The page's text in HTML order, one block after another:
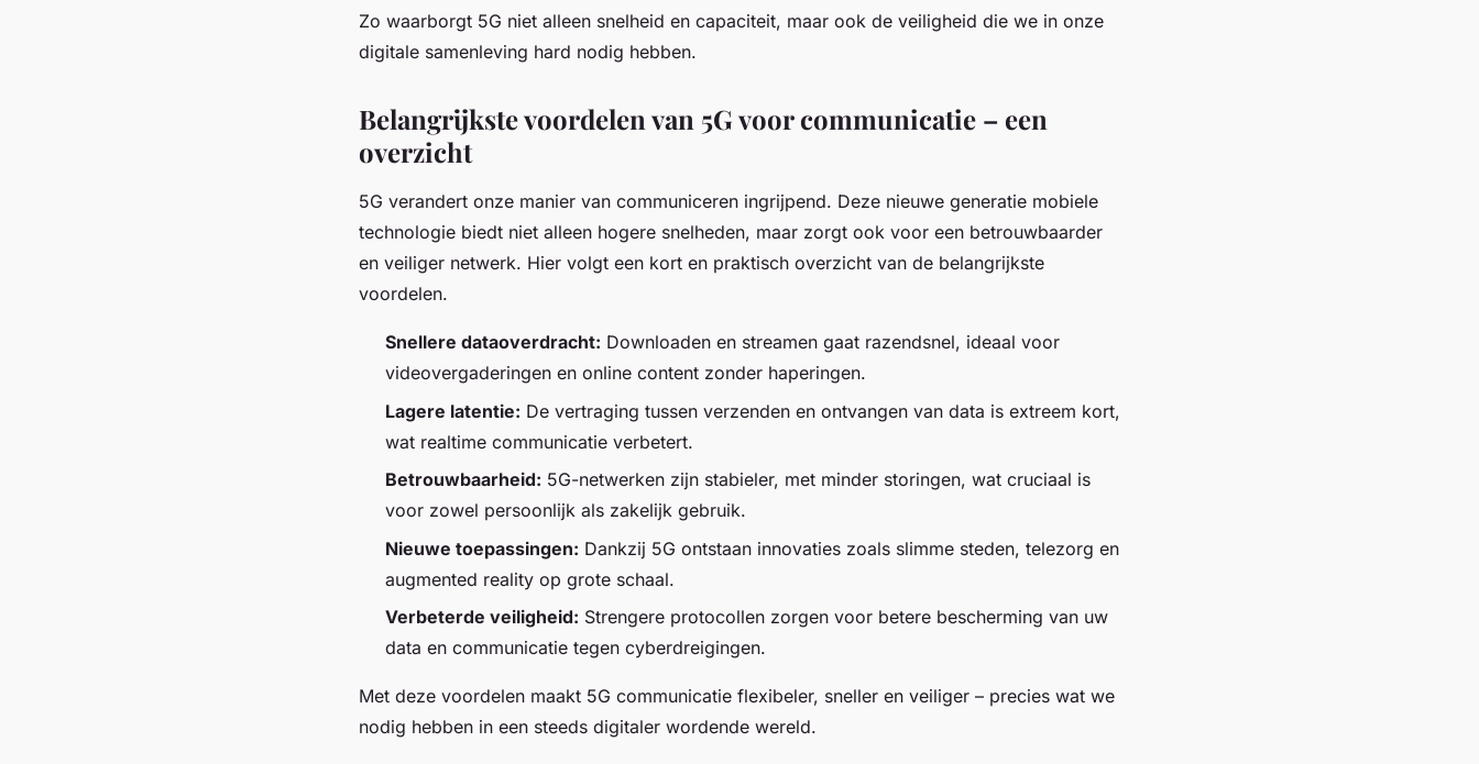
Zo waarborgt 5G niet alleen snelheid en capaciteit, maar ook de veiligheid die we in onze
digitale samenleving hard nodig hebben.
Belangrijkste voordelen van 5G voor communicatie – een
overzicht
5G verandert onze manier van communiceren ingrijpend. Deze nieuwe generatie mobiele
technologie biedt niet alleen hogere snelheden, maar zorgt ook voor een betrouwbaarder
en veiliger netwerk. Hier volgt een kort en praktisch overzicht van de belangrijkste
voordelen.
Snellere dataoverdracht: Downloaden en streamen gaat razendsnel, ideaal voor
videovergaderingen en online content zonder haperingen.
Lagere latentie: De vertraging tussen verzenden en ontvangen van data is extreem kort,
wat realtime communicatie verbetert.
Betrouwbaarheid: 5G-netwerken zijn stabieler, met minder storingen, wat cruciaal is
voor zowel persoonlijk als zakelijk gebruik.
Nieuwe toepassingen: Dankzij 5G ontstaan innovaties zoals slimme steden, telezorg en
augmented reality op grote schaal.
Verbeterde veiligheid: Strengere protocollen zorgen voor betere bescherming van uw
data en communicatie tegen cyberdreigingen.
Met deze voordelen maakt 5G communicatie flexibeler, sneller en veiliger – precies wat we
nodig hebben in een steeds digitaler wordende wereld.